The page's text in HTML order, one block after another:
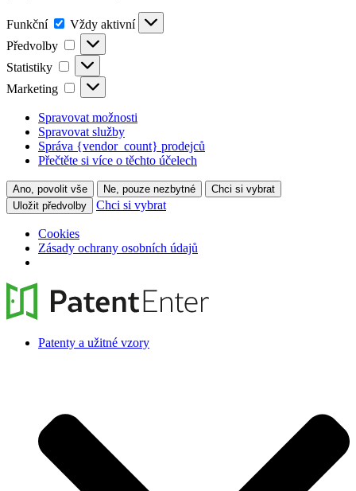
Funkční Funkční
Vždy aktivní
Předvolby
Předvolby
Statistiky Statistiky
Marketing Marketing
Spravovat možnosti
Spravovat služby
Správa {vendor_count} prodejců
Přečtěte si více o těchto účelech
Ano, povolit vše Ne, pouze nezbytné
Chci si vybrat
Uložit předvolby
Chci si vybrat
Cookies
Zásady ochrany osobních údajů
Patenty a užitné vzory